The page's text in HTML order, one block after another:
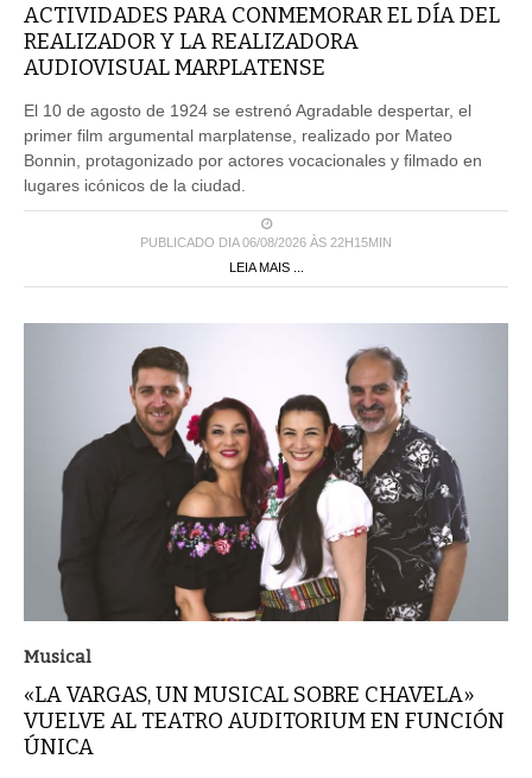
ACTIVIDADES PARA CONMEMORAR EL DÍA DEL
REALIZADOR Y LA REALIZADORA
AUDIOVISUAL MARPLATENSE
El 10 de agosto de 1924 se estrenó Agradable despertar, el
primer film argumental marplatense, realizado por Mateo
Bonnin, protagonizado por actores vocacionales y filmado en
lugares icónicos de la ciudad.
PUBLICADO DIA 06/08/2026 ÀS 22H15MIN
LEIA MAIS ...
Musical
«LA VARGAS, UN MUSICAL SOBRE CHAVELA»
VUELVE AL TEATRO AUDITORIUM EN FUNCIÓN
ÚNICA